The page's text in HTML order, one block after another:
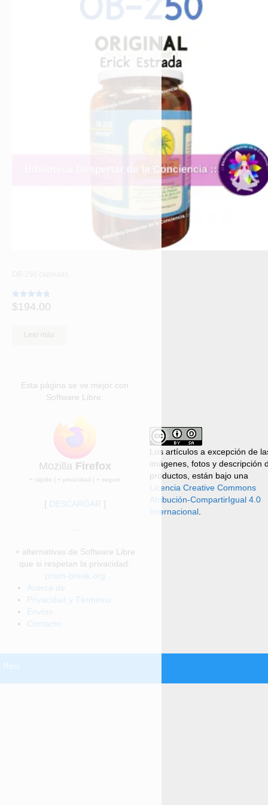
Valorado
con
$194.00
Leer más
Esta página se ve mejor con
Software Libre:
Mozilla Firefox
+ rápido | + privacidad | + seguro
[ DESCARGAR ]
+ alternativas de Software Libre
que si respetan la privacidad:
prism-break.org
Los artículos a excepción de
imágenes, fotos y descripción
productos, están bajo una
Licencia Creative Commons
Atribución-CompartirIgual 4.0
Internacional.
Acerca de
Privacidad y Términos
Envíos
Contacto
Menú